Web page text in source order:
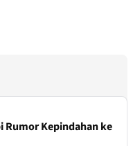
Rumor Kepindahan ke